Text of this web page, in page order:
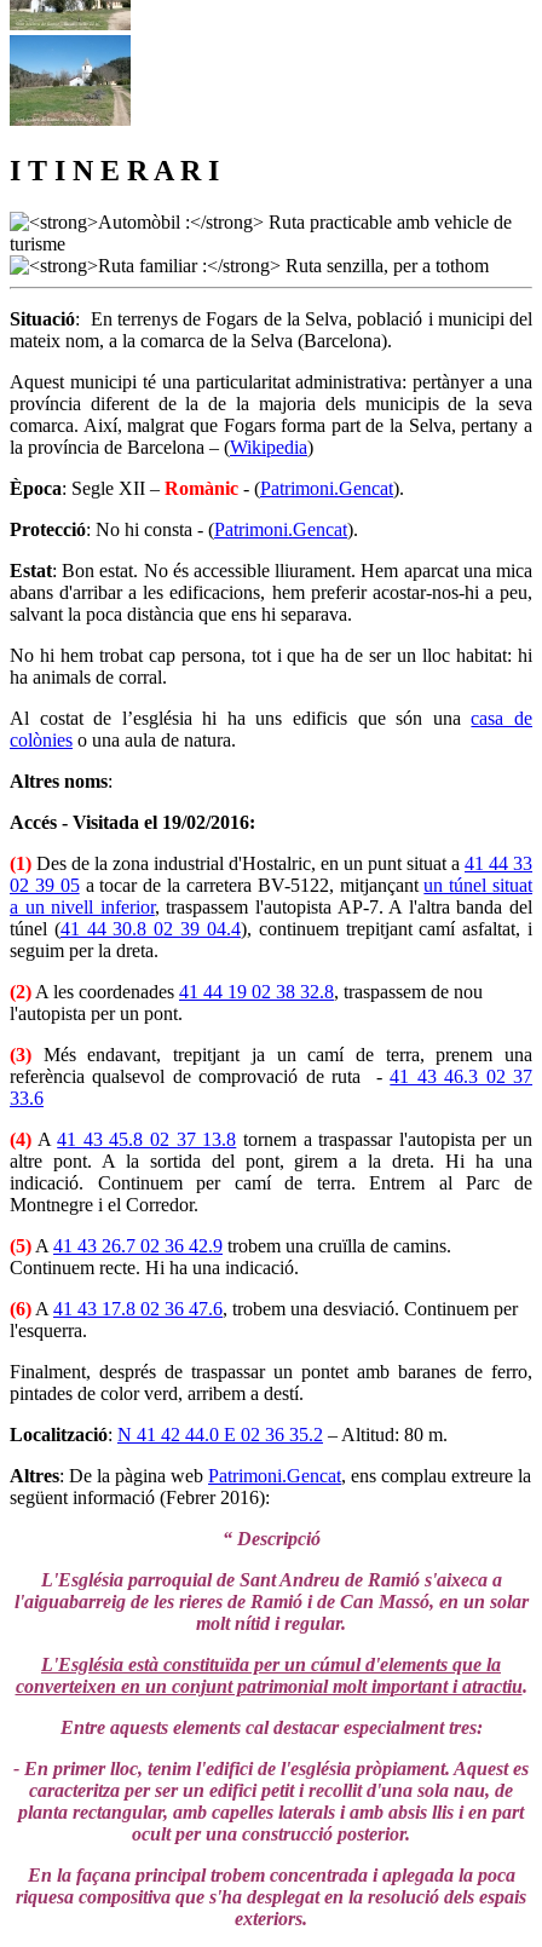
I T I N E R A R I
Situació: En terrenys de Fogars de la Selva, població i municipi del
mateix nom, a la comarca de la Selva (Barcelona).
Aquest municipi té una particularitat administrativa: pertànyer a una
província diferent de la de la majoria dels municipis de la seva
comarca. Així, malgrat que Fogars forma part de la Selva, pertany a
la província de Barcelona – (Wikipedia)
Època: Segle XII – Romànic - (Patrimoni.Gencat).
Protecció: No hi consta - (Patrimoni.Gencat).
Estat: Bon estat. No és accessible lliurament. Hem aparcat una mica
abans d'arribar a les edificacions, hem preferir acostar-nos-hi a peu,
salvant la poca distància que ens hi separava.
No hi hem trobat cap persona, tot i que ha de ser un lloc habitat: hi
ha animals de corral.
Al costat de l’església hi ha uns edificis que són unacasa de
colònies o una aula de natura.
Altres noms:
Accés - Visitada el 19/02/2016:
(1) Des de la zona industrial d'Hostalric, en un punt situat a 41 44 33
02 39 05a tocar de la carretera BV-5122, mitjançantun túnel situat
a un nivell inferior, traspassem l'autopista AP-7. A l'altra banda del
túnel (41 44 30.8 02 39 04.4), continuem trepitjant camí asfaltat, i
seguim per la dreta.
(2) A les coordenades 41 44 19 02 38 32.8, traspassem de nou
l'autopista per un pont.
(3) Més endavant, trepitjant ja un camí de terra, prenem una
referència qualsevol de comprovació de ruta -41 43 46.3 02 37
33.6
(4) A41 43 45.8 02 37 13.8 tornem a traspassar l'autopista per un
altre pont. A la sortida del pont, girem a la dreta. Hi ha una
indicació. Continuem per camí de terra. Entrem al Parc de
Montnegre i el Corredor.
(5) A 41 43 26.7 02 36 42.9 trobem una cruïlla de camins.
Continuem recte. Hi ha una indicació.
(6) A 41 43 17.8 02 36 47.6, trobem una desviació. Continuem per
l'esquerra.
Finalment, després de traspassar un pontet amb baranes de ferro,
pintades de color verd, arribem a destí.
Localització: N 41 42 44.0 E 02 36 35.2 – Altitud: 80 m.
Altres: De la pàgina web Patrimoni.Gencat, ens complau extreure la
següent informació (Febrer 2016):
“ Descripció
L'Església parroquial de Sant Andreu de Ramió s'aixeca a
l'aiguabarreig de les rieres de Ramió i de Can Massó, en un solar
molt nítid i regular.
L'Església està constituïda per un cúmul d'elements que la
converteixen en un conjunt patrimonial molt important i atractiu.
Entre aquests elements cal destacar especialment tres:
- En primer lloc, tenim l'edifici de l'església pròpiament. Aquest es
caracteritza per ser un edifici petit i recollit d'una sola nau, de
planta rectangular, amb capelles laterals i amb absis llis i en part
ocult per una construcció posterior.
En la façana principal trobem concentrada i aplegada la poca
riquesa compositiva que s'ha desplegat en la resolució dels espais
exteriors.